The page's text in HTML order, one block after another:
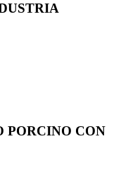
PORCINO CON